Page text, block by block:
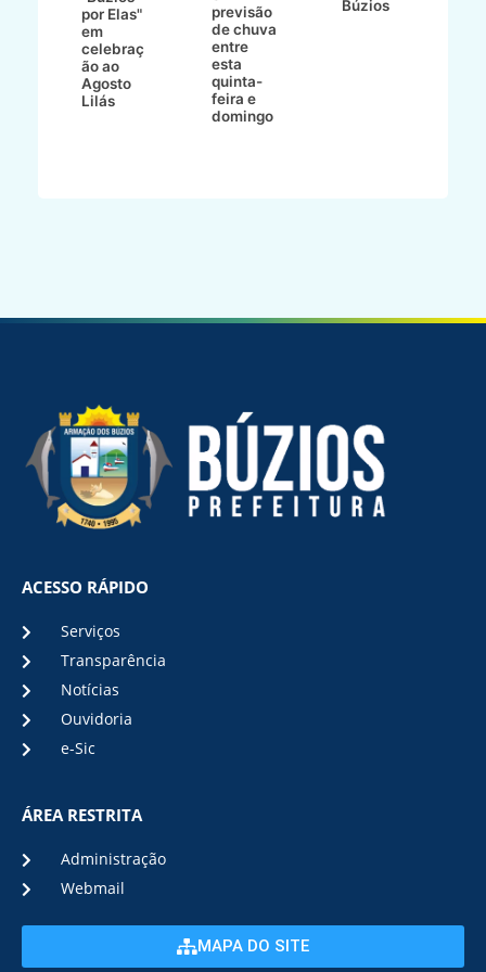
por Elas"
em
celebraç
ão ao
Agosto
Lilás
previsão
de chuva
entre
esta
quinta-
feira e
domingo
Búzios
ACESSO RÁPIDO
Serviços
Transparência
Notícias
Ouvidoria
e-Sic
ÁREA RESTRITA
Administração
Webmail
MAPA DO SITE